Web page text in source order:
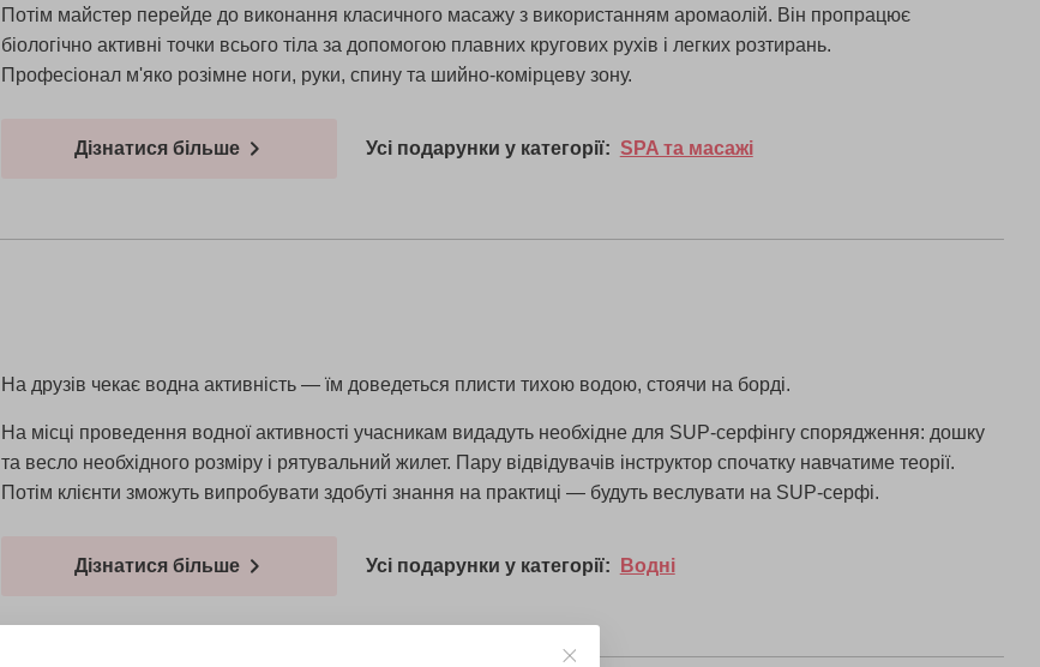
Потім майстер перейде до виконання класичного масажу з використанням аромаолій. Він пропрацює
біологічно активні точки всього тіла за допомогою плавних кругових рухів і легких розтирань.
Професіонал м'яко розімне ноги, руки, спину та шийно-комірцеву зону.
Дізнатися більше Усі подарунки у категорії: SPA та масажі
На друзів чекає водна активність — їм доведеться плисти тихою водою, стоячи на борді.
На місці проведення водної активності учасникам видадуть необхідне для SUP-серфінгу спорядження: дошку
та весло необхідного розміру і рятувальний жилет. Пару відвідувачів інструктор спочатку навчатиме теорії.
Потім клієнти зможуть випробувати здобуті знання на практиці — будуть веслувати на SUP-серфі.
Дізнатися більше Усі подарунки у категорії: Водні